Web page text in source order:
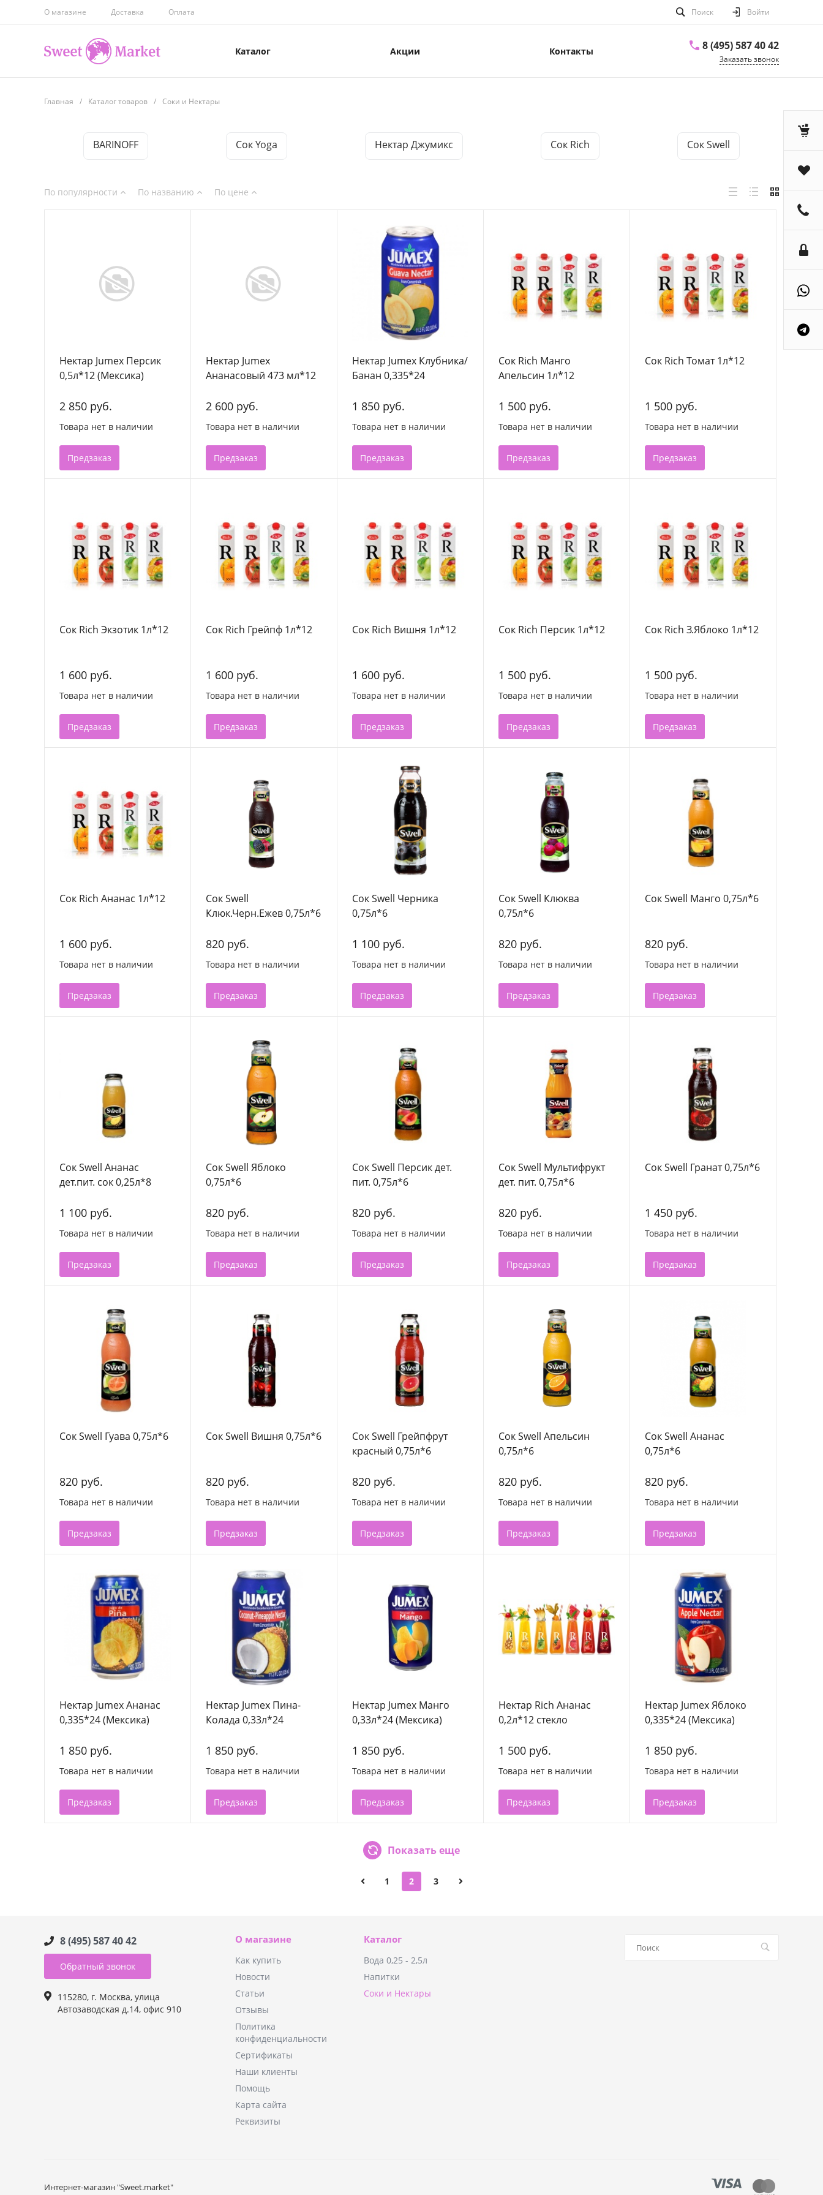
О магазине Доставка Оплата Поиск Войти
Каталог Акции Контакты 8 (495) 587 40 42
Заказать звонок
Главная / Каталог товаров / Соки и Нектары
BARINOFF Сок Yoga Нектар Джумикс Сок Rich Сок Swell
По популярности По названию По цене
Нектар Jumex Персик
0,5л*12 (Мексика)
2 850 руб.
Товара нет в наличии
Предзаказ
Нектар Jumex
Ананасовый 473 мл*12
2 600 руб.
Товара нет в наличии
Предзаказ
Нектар Jumex Клубника/
Банан 0,335*24
1 850 руб.
Товара нет в наличии
Предзаказ
Сок Rich Манго
Апельсин 1л*12
1 500 руб.
Товара нет в наличии
Предзаказ
Сок Rich Томат 1л*12
1 500 руб.
Товара нет в наличии
Предзаказ
Сок Rich Экзотик 1л*12
1 600 руб.
Товара нет в наличии
Предзаказ
Сок Rich Грейпф 1л*12
1 600 руб.
Товара нет в наличии
Предзаказ
Сок Rich Вишня 1л*12
1 600 руб.
Товара нет в наличии
Предзаказ
Сок Rich Персик 1л*12
1 500 руб.
Товара нет в наличии
Предзаказ
Сок Rich З.Яблоко 1л*12
1 500 руб.
Товара нет в наличии
Предзаказ
Сок Rich Ананас 1л*12
1 600 руб.
Товара нет в наличии
Предзаказ
Сок Swell
Клюк.Черн.Ежев 0,75л*6
820 руб.
Товара нет в наличии
Предзаказ
Сок Swell Черника
0,75л*6
1 100 руб.
Товара нет в наличии
Предзаказ
Сок Swell Клюква
0,75л*6
820 руб.
Товара нет в наличии
Предзаказ
Сок Swell Манго 0,75л*6
820 руб.
Товара нет в наличии
Предзаказ
Сок Swell Ананас
дет.пит. сок 0,25л*8
1 100 руб.
Товара нет в наличии
Предзаказ
Сок Swell Яблоко
0,75л*6
820 руб.
Товара нет в наличии
Предзаказ
Сок Swell Персик дет.
пит. 0,75л*6
820 руб.
Товара нет в наличии
Предзаказ
Сок Swell Мультифрукт
дет. пит. 0,75л*6
820 руб.
Товара нет в наличии
Предзаказ
Сок Swell Гранат 0,75л*6
1 450 руб.
Товара нет в наличии
Предзаказ
Сок Swell Гуава 0,75л*6
820 руб.
Товара нет в наличии
Предзаказ
Сок Swell Вишня 0,75л*6
820 руб.
Товара нет в наличии
Предзаказ
Сок Swell Грейпфрут
красный 0,75л*6
820 руб.
Товара нет в наличии
Предзаказ
Сок Swell Апельсин
0,75л*6
820 руб.
Товара нет в наличии
Предзаказ
Сок Swell Ананас
0,75л*6
820 руб.
Товара нет в наличии
Предзаказ
Нектар Jumex Ананас
0,335*24 (Мексика)
1 850 руб.
Товара нет в наличии
Предзаказ
Нектар Jumex Пина-
Колада 0,33л*24
1 850 руб.
Товара нет в наличии
Предзаказ
Нектар Jumex Манго
0,33л*24 (Мексика)
1 850 руб.
Товара нет в наличии
Предзаказ
Нектар Rich Ананас
0,2л*12 стекло
1 500 руб.
Товара нет в наличии
Предзаказ
Нектар Jumex Яблоко
0,335*24 (Мексика)
1 850 руб.
Товара нет в наличии
Предзаказ
Показать еще
1 2 3
8 (495) 587 40 42
Обратный звонок
115280, г. Москва, улица
Автозаводская д.14, офис 910
О магазине
Как купить
Новости
Статьи
Отзывы
Политика
конфиденциальности
Сертификаты
Наши клиенты
Помощь
Карта сайта
Реквизиты
Каталог
Вода 0,25 - 2,5л
Напитки
Соки и Нектары
Интернет-магазин "Sweet.market"